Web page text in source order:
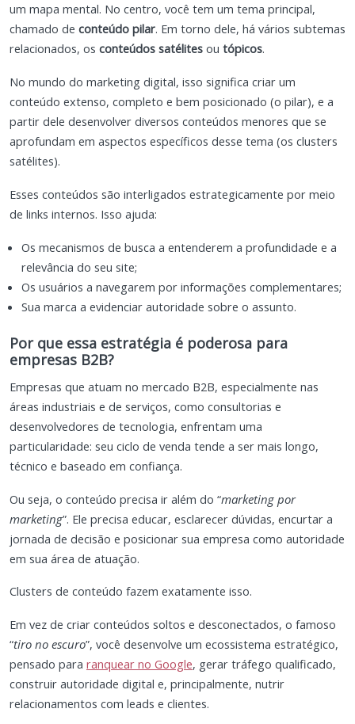
um mapa mental. No centro, você tem um tema principal,
chamado de conteúdo pilar. Em torno dele, há vários subtemas
relacionados, os conteúdos satélites ou tópicos.
No mundo do marketing digital, isso significa criar um
conteúdo extenso, completo e bem posicionado (o pilar), e a
partir dele desenvolver diversos conteúdos menores que se
aprofundam em aspectos específicos desse tema (os clusters
satélites).
Esses conteúdos são interligados estrategicamente por meio
de links internos. Isso ajuda:
Os mecanismos de busca a entenderem a profundidade e a
relevância do seu site;
Os usuários a navegarem por informações complementares;
Sua marca a evidenciar autoridade sobre o assunto.
Por que essa estratégia é poderosa para
empresas B2B?
Empresas que atuam no mercado B2B, especialmente nas
áreas industriais e de serviços, como consultorias e
desenvolvedores de tecnologia, enfrentam uma
particularidade: seu ciclo de venda tende a ser mais longo,
técnico e baseado em confiança.
Ou seja, o conteúdo precisa ir além do “marketing por
marketing”. Ele precisa educar, esclarecer dúvidas, encurtar a
jornada de decisão e posicionar sua empresa como autoridade
em sua área de atuação.
Clusters de conteúdo fazem exatamente isso.
Em vez de criar conteúdos soltos e desconectados, o famoso
“tiro no escuro”, você desenvolve um ecossistema estratégico,
pensado para ranquear no Google, gerar tráfego qualificado,
construir autoridade digital e, principalmente, nutrir
relacionamentos com leads e clientes.